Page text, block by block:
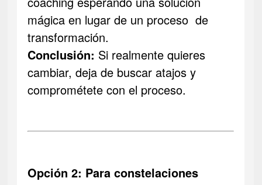
mágica en lugar de un proceso de
transformación.
Conclusión: Si realmente quieres
cambiar, deja de buscar atajos y
comprométete con el proceso.
Opción 2: Para constelaciones